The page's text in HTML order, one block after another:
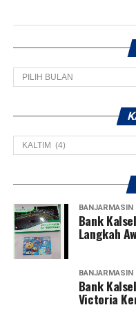
Arsip
Kategori
BANJARMASIN
Bank
Langkah
BANJARMASIN
Bank
Victoria